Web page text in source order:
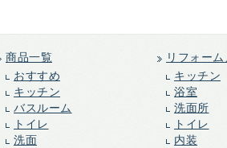
商品一覧
おすすめ
キッチン
バスルーム
トイレ
洗面
リフォー
キッチン
浴室
洗面所
トイレ
内装